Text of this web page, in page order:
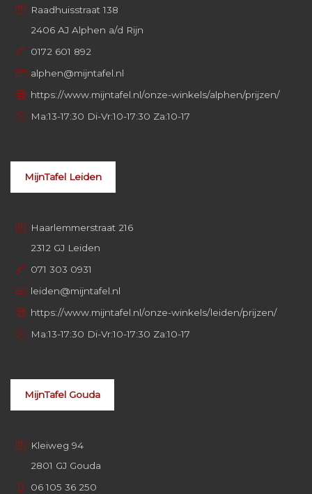
Raadhuisstraat 138
2406 AJ Alphen a/d Rijn
0172 601 892
alphen@mijntafel.nl
https://www.mijntafel.nl/onze-winkels/alphen/prijzen/
Ma:13-17:30 Di-Vr:10-17:30 Za:10-17
MijnTafel Leiden
Haarlemmerstraat 216
2312 GJ Leiden
071 303 0931
leiden@mijntafel.nl
https://www.mijntafel.nl/onze-winkels/leiden/prijzen/
Ma:13-17:30 Di-Vr:10-17:30 Za:10-17
MijnTafel Gouda
Kleiweg 94
2801 GJ Gouda
06 105 36 250